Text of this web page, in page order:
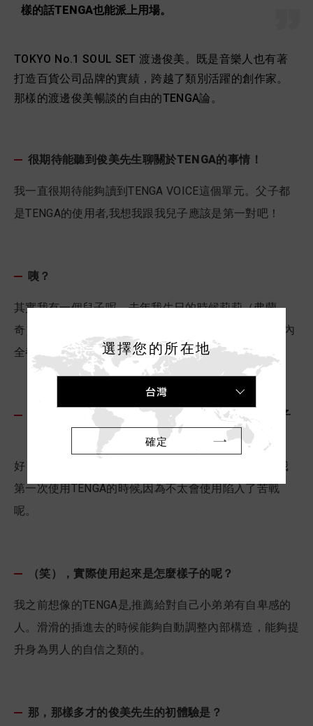
樣的話TENGA也能派上用場。
TOKYO No.1 SOUL SET 渡邊俊美。既是音樂人也有著
打造百貨公司品牌的實績，跨越了類別活躍的創作家。
那樣的渡邊俊美暢談的自由的TENGA論。
很期待能聽到俊美先生聊關於TENGA的事情！
我一直很期待能夠讀到TENGA VOICE這個單元。父子都
是TENGA的使用者,我想我跟我兒子應該是第一對吧！
咦？
其實我有一個兒子呢…..去年我生日的時候莉莉（弗蘭
奇）送了TENGA給我。全部有6個。不過我兒子兩天之內
全都把它用完了（笑）
這種父子之間沒有隔閡的感覺真好呢。不過不是兒子
的事情,是關於俊美先生小弟弟的事情（笑）！
好～喔。也就是說關於我跟TENGA的事嗎？順便一提我
第一次使用TENGA的時候,因為不太會使用陷入了苦戰
呢。
（笑），實際使用起來是怎麼樣子的呢？
我之前想像的TENGA是,推薦給對自己小弟弟有自卑感的
人。滑滑的插進去的時候能夠自動調整內部構造，能夠提
升身為男人的自信之類的。
那，那樣多才的俊美先生的初體驗是？
選擇您的所在地
台灣
確定